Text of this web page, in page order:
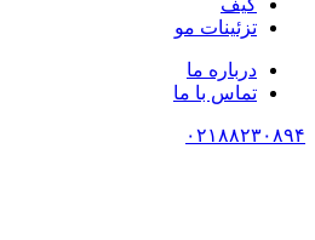
کیف
تزئینات مو
درباره ما
تماس با ما
۰۲۱۸۸۲۳۰۸۹۴